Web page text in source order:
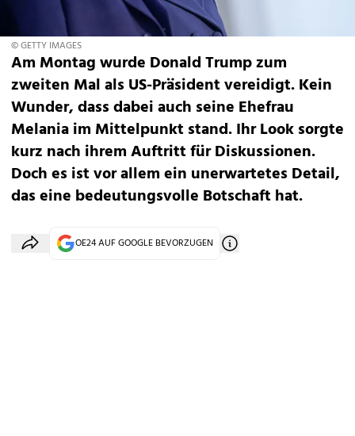
© GETTY IMAGES
Am Montag wurde Donald Trump zum
zweiten Mal als US-Präsident vereidigt. Kein
Wunder, dass dabei auch seine Ehefrau
Melania im Mittelpunkt stand. Ihr Look sorgte
kurz nach ihrem Auftritt für Diskussionen.
Doch es ist vor allem ein unerwartetes Detail,
das eine bedeutungsvolle Botschaft hat.
OE24 AUF GOOGLE BEVORZUGEN